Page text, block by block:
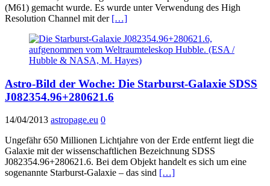
(M61) gemacht wurde. Es wurde unter Verwendung des High
Resolution Channel mit der […]
Astro-Bild der Woche: Die Starburst-Galaxie SDSS
J082354.96+280621.6
14/04/2013 astropage.eu 0
Ungefähr 650 Millionen Lichtjahre von der Erde entfernt liegt die
Galaxie mit der wissenschaftlichen Bezeichnung SDSS
J082354.96+280621.6. Bei dem Objekt handelt es sich um eine
sogenannte Starburst-Galaxie – das sind […]